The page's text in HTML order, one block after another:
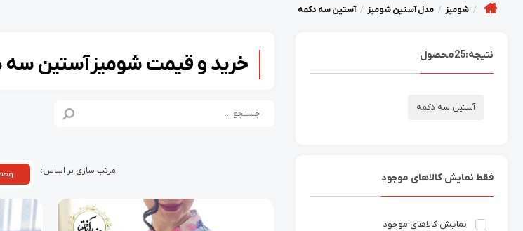
شومیز مدل آستین شومیز آستین سه دکمه
خرید و قیمت شومیز آستین سه نتیجه:25محصول
آستین سه دکمه
فقط نمایش کالاهای موجود
نمایش کالاهای موجود